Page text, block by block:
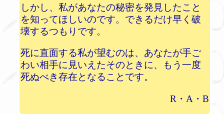
しかし、私があなたの秘密を発見したこと
を知ってほしいのです。できるだけ早く破
壊するつもりです。
死に直面する私が望むのは、あなたが手ご
わい相手に見いえたそのときに、もう一度
死ぬべき存在となることです。
R・A・B